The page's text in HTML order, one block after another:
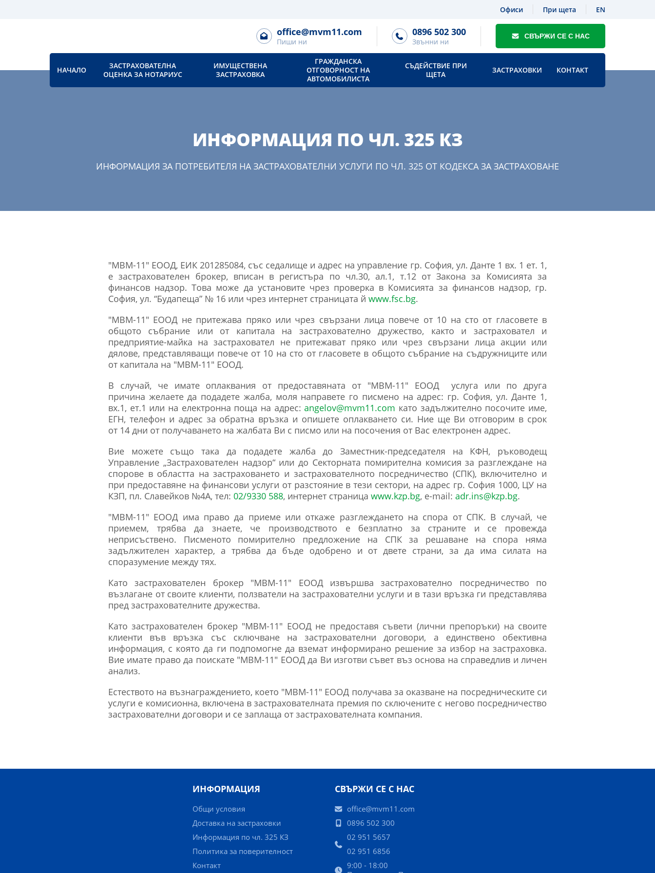
Офиси При щета EN
office@mvm11.com
Пиши ни
0896 502 300
Звънни ни
СВЪРЖИ СЕ С НАС
НАЧАЛО
ЗАСТРАХОВАТЕЛНА
ОЦЕНКА ЗА НОТАРИУС
ИМУЩЕСТВЕНА
ЗАСТРАХОВКА
ГРАЖДАНСКА
ОТГОВОРНОСТ НА
АВТОМОБИЛИСТА
СЪДЕЙСТВИЕ ПРИ
ЩЕТА
ЗАСТРАХОВКИ КОНТАКТ
ИНФОРМАЦИЯ ПО ЧЛ. 325 КЗ
ИНФОРМАЦИЯ ЗА ПОТРЕБИТЕЛЯ НА ЗАСТРАХОВАТЕЛНИ УСЛУГИ ПО ЧЛ. 325 ОТ КОДЕКСА ЗА ЗАСТРАХОВАНЕ
"МВМ-11" ЕООД, ЕИК 201285084, със седалище и адрес на управление гр. София, ул. Данте 1 вх. 1 ет. 1,
е застрахователен брокер, вписан в регистъра по чл.30, ал.1, т.12 от Закона за Комисията за
финансов надзор. Това може да установите чрез проверка в Комисията за финансов надзор, гр.
София, ул. “Будапеща” № 16 или чрез интернет страницата й www.fsc.bg.
"МВМ-11" ЕООД не притежава пряко или чрез свързани лица повече от 10 на сто от гласовете в
общото събрание или от капитала на застрахователно дружество, както и застраховател и
предприятие-майка на застраховател не притежават пряко или чрез свързани лица акции или
дялове, представляващи повече от 10 на сто от гласовете в общото събрание на съдружниците или
от капитала на "МВМ-11" ЕООД.
В случай, че имате оплаквания от предоставяната от "МВМ-11" ЕООД услуга или по друга
причина желаете да подадете жалба, моля направете го писмено на адрес: гр. София, ул. Данте 1,
вх.1, ет.1 или на електронна поща на адрес:angelov@mvm11.com като задължително посочите име,
ЕГН, телефон и адрес за обратна връзка и опишете оплакването си. Ние ще Ви отговорим в срок
от 14 дни от получаването на жалбата Ви с писмо или на посочения от Вас електронен адрес.
Вие можете също така да подадете жалба до Заместник-председателя на КФН, ръководещ
Управление „Застрахователен надзор“ или до Секторната помирителна комисия за разглеждане на
спорове в областта на застраховането и застрахователното посредничество (СПК), включително и
при предоставяне на финансови услуги от разстояние в тези сектори, на адрес гр. София 1000, ЦУ на
КЗП, пл. Славейков №4А, тел: 02/9330 588, интернет страница www.kzp.bg, e-mail: adr.ins@kzp.bg.
"МВМ-11" ЕООД има право да приеме или откаже разглеждането на спора от СПК. В случай, че
приемем, трябва да знаете, че производството е безплатно за страните и се провежда
неприсъствено. Писменото помирително предложение на СПК за решаване на спора няма
задължителен характер, а трябва да бъде одобрено и от двете страни, за да има силата на
споразумение между тях.
Като застрахователен брокер "МВМ-11" ЕООД извършва застрахователно посредничество по
възлагане от своите клиенти, ползватели на застрахователни услуги и в тази връзка ги представлява
пред застрахователните дружества.
Като застрахователен брокер "МВМ-11" ЕООД не предоставя съвети (лични препоръки) на своите
клиенти във връзка със сключване на застрахователни договори, а единствено обективна
информация, с която да ги подпомогне да вземат информирано решение за избор на застраховка.
Вие имате право да поискате "МВМ-11" ЕООД да Ви изготви съвет въз основа на справедлив и личен
анализ.
Естеството на възнаграждението, което "МВМ-11" ЕООД получава за оказване на посредническите си
услуги е комисионна, включена в застрахователната премия по сключените с негово посредничество
застрахователни договори и се заплаща от застрахователната компания.
ИНФОРМАЦИЯ
Общи условия
Доставка на застраховки
Информация по чл. 325 КЗ
Политика за поверителност
Контакт
СВЪРЖИ СЕ С НАС
office@mvm11.com
0896 502 300
02 951 5657
02 951 6856
9:00 - 18:00